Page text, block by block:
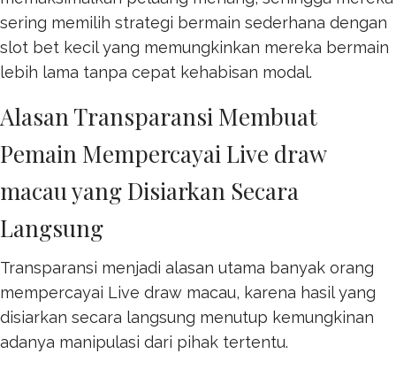
sering memilih strategi bermain sederhana dengan
slot bet kecilyang memungkinkan mereka bermain
lebih lama tanpa cepat kehabisan modal.
Alasan Transparansi Membuat
Pemain Mempercayai Live draw
macau yang Disiarkan Secara
Langsung
Transparansi menjadi alasan utama banyak orang
mempercayai Live draw macau, karena hasil yang
disiarkan secara langsung menutup kemungkinan
adanya manipulasi dari pihak tertentu.